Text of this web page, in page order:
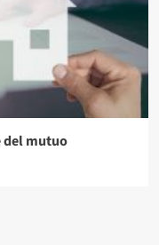
del mutuo